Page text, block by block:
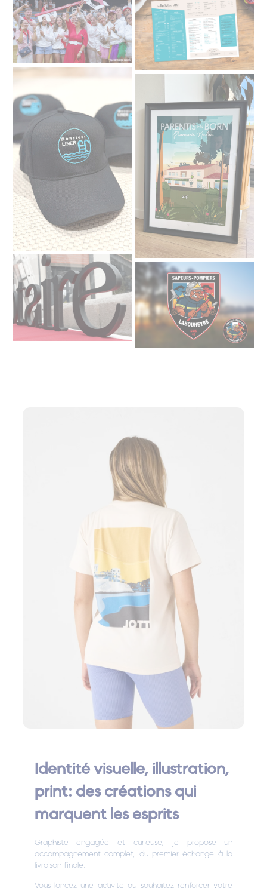
Identité visuelle, illustration,
print: des créations qui
marquent les esprits
Graphiste engagée et curieuse, je propose un
accompagnement complet, du premier échange à la
livraison finale.
Vous lancez une activité ou souhaitez renforcer votre